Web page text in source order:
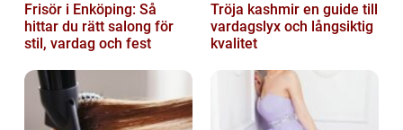
Frisör i Enköping: Så
hittar du rätt salong för
stil, vardag och fest
Tröja kashmir en guide till
vardagslyx och långsiktig
kvalitet